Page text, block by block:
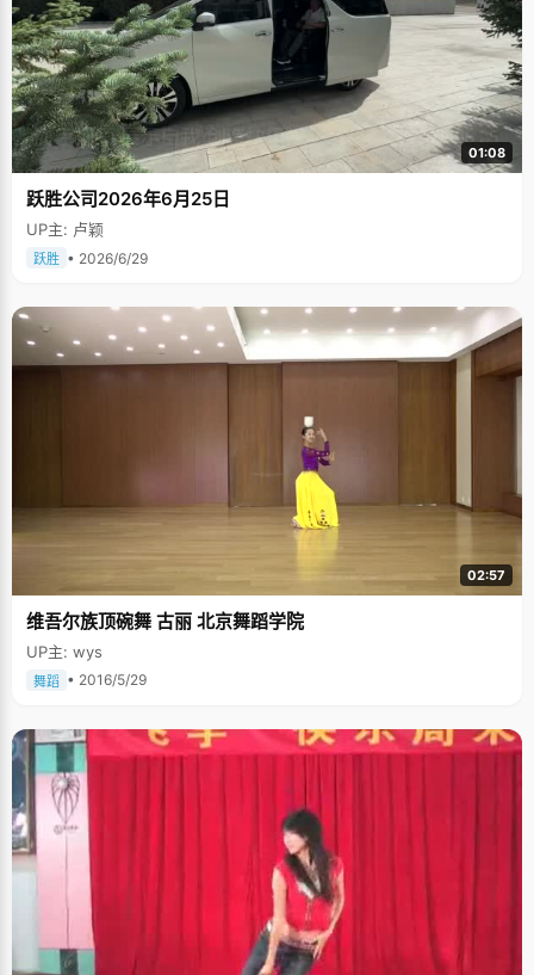
01:08
跃胜公司2026年6月25日
UP主: 卢颖
跃胜 • 2026/6/29
02:57
维吾尔族顶碗舞 古丽 北京舞蹈学院
UP主: wys
舞蹈 • 2016/5/29